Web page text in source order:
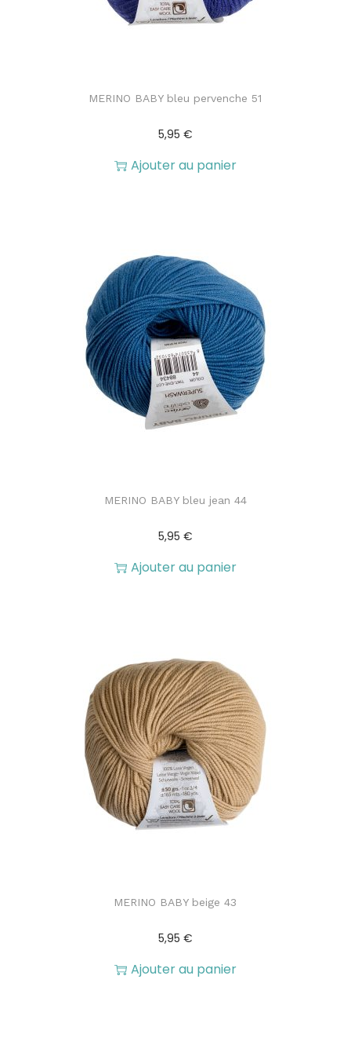
MERINO BABY bleu pervenche 51
5,95 €
Ajouter au panier
MERINO BABY bleu jean 44
5,95 €
Ajouter au panier
MERINO BABY beige 43
5,95 €
Ajouter au panier